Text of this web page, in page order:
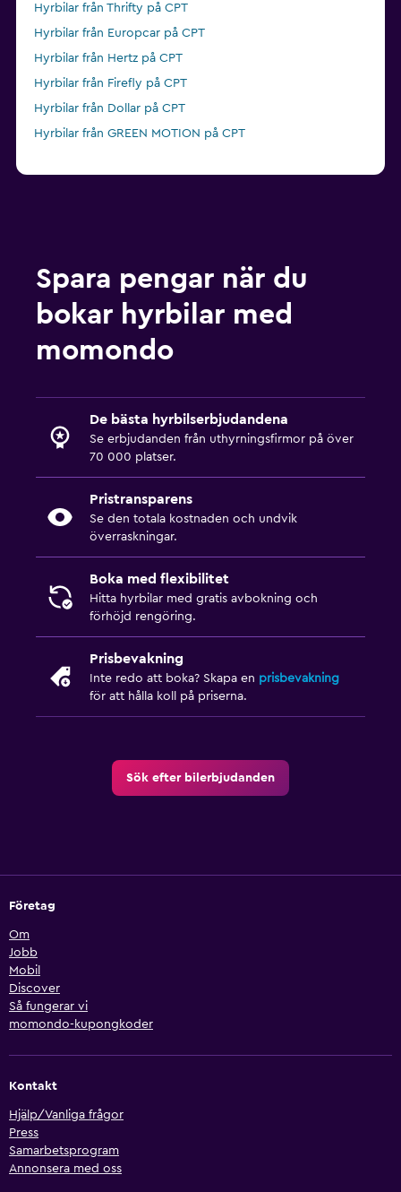
Hyrbilar från Thrifty på CPT
Hyrbilar från Europcar på CPT
Hyrbilar från Hertz på CPT
Hyrbilar från Firefly på CPT
Hyrbilar från Dollar på CPT
Hyrbilar från GREEN MOTION på CPT
Spara pengar när du
bokar hyrbilar med
momondo
De bästa hyrbilserbjudandena
Se erbjudanden från uthyrningsfirmor på över
70 000 platser.
Pristransparens
Se den totala kostnaden och undvik
överraskningar.
Boka med flexibilitet
Hitta hyrbilar med gratis avbokning och
förhöjd rengöring.
Prisbevakning
Inte redo att boka? Skapa en prisbevakning
för att hålla koll på priserna.
Sök efter bilerbjudanden
Företag
Om
Jobb
Mobil
Discover
Så fungerar vi
momondo-kupongkoder
Kontakt
Hjälp/Vanliga frågor
Press
Samarbetsprogram
Annonsera med oss